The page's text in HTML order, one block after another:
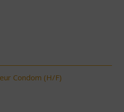
Condom (H/F)